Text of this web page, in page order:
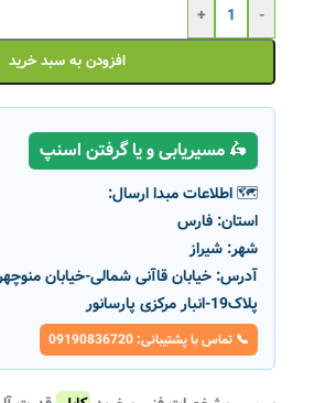
-
+
افزودن به سبد خرید
🛵 مسیریابی و یا گرفتن اسنپ
🗺️ اطلاعات مبدا ارسال:
استان: فارس
شهر: شیراز
آدرس:
پلاک19-انبار مرکزی پارسانور
📞 تماس با پشتیبانی: 09190836720